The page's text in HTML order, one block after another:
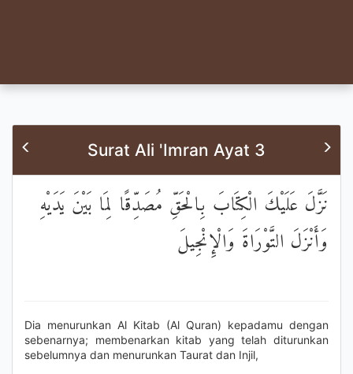
Surat Ali 'Imran Ayat 3
نَزَّلَ عَلَيْكَ الْكِتَابَ بِالْحَقِّ مُصَدِّقًا لِمَا بَيْنَ يَدَيْهِ
وَأَنْزَلَ التَّوْرَاةَ وَالْإِنْجِيلَ
Dia menurunkan Al Kitab (Al Quran) kepadamu dengan
sebenarnya; membenarkan kitab yang telah diturunkan
sebelumnya dan menurunkan Taurat dan Injil,